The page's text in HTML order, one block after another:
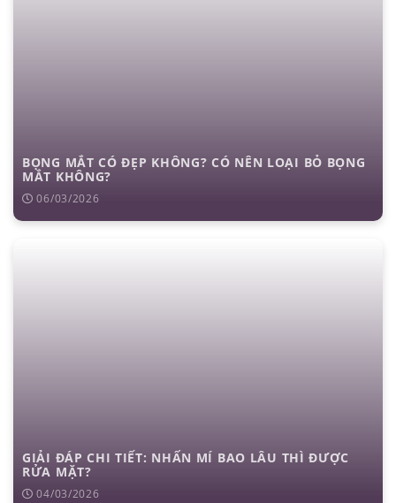
BỌNG MẮT CÓ ĐẸP KHÔNG? CÓ NÊN LOẠI BỎ BỌNG
MẮT KHÔNG?
06/03/2026
GIẢI ĐÁP CHI TIẾT: NHẤN MÍ BAO LÂU THÌ ĐƯỢC
RỬA MẶT?
04/03/2026